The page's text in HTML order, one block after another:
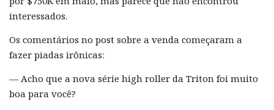
interessados.
Os comentários no post sobre a venda começaram a
fazer piadas irônicas:
— Acho que a nova série high roller da Triton foi muito
boa para você?